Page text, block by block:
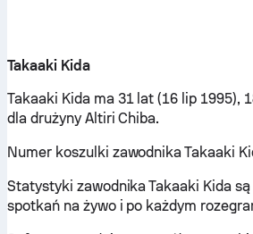
Takaaki Kida
Takaaki Kida ma 31 lat (16 lip 1995),
dla drużyny Altiri Chiba.
Numer koszulki zawodnika Takaaki
Statystyki zawodnika Takaaki Kida
spotkań na żywo i po każdym